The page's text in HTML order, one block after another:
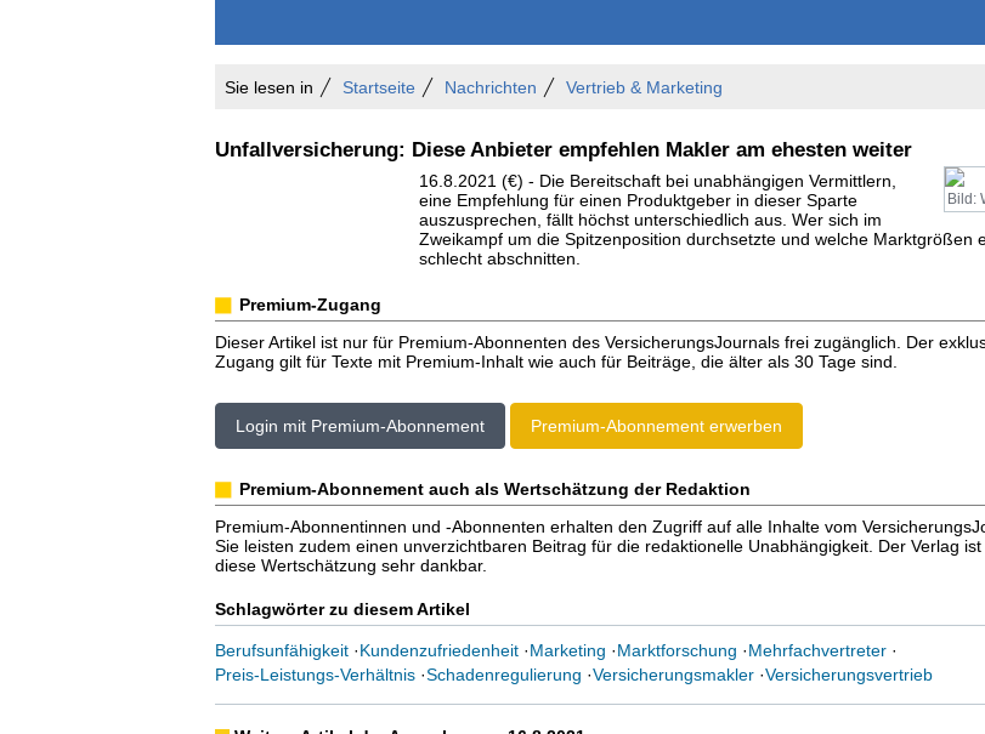
Sie lesen in Startseite Nachrichten Vertrieb & Marketing
Unfallversicherung: Diese Anbieter empfehlen Makler am ehesten weiter
Bild:
16.8.2021 (€) - Die Bereitschaft bei unabhängigen Vermittlern,
eine Empfehlung für einen Produktgeber in dieser Sparte
auszusprechen, fällt höchst unterschiedlich aus. Wer sich im
Zweikampf um die Spitzenposition durchsetzte und welche Marktgrößen
schlecht abschnitten.
Premium-Zugang
Dieser Artikel ist nur für Premium-Abonnenten des VersicherungsJournals frei zugänglich. Der
Zugang gilt für Texte mit Premium-Inhalt wie auch für Beiträge, die älter als 30 Tage sind.
Login mit Premium-Abonnement Premium-Abonnement erwerben
Premium-Abonnement auch als Wertschätzung der Redaktion
Premium-Abonnentinnen und -Abonnenten erhalten den Zugriff auf alle Inhalte vom
Sie leisten zudem einen unverzichtbaren Beitrag für die redaktionelle Unabhängigkeit. Der Verlag ist
diese Wertschätzung sehr dankbar.
Schlagwörter zu diesem Artikel
Berufsunfähigkeit·Kundenzufriedenheit·Marketing ·Marktforschung ·Mehrfachvertreter·
Preis-Leistungs-Verhältnis·Schadenregulierung ·Versicherungsmakler·Versicherungsvertrieb